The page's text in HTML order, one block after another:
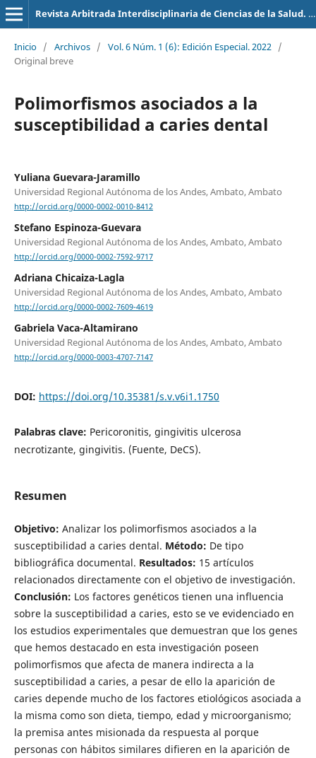
Revista Arbitrada Interdisciplinaria de Ciencias de la Salud. Salud y Vida
Inicio / Archivos / Vol. 6 Núm. 1 (6): Edición Especial. 2022 /
Original breve
Polimorfismos asociados a la
susceptibilidad a caries dental
Yuliana Guevara-Jaramillo
Universidad Regional Autónoma de los Andes, Ambato, Ambato
http://orcid.org/0000-0002-0010-8412
Stefano Espinoza-Guevara
Universidad Regional Autónoma de los Andes, Ambato, Ambato
http://orcid.org/0000-0002-7592-9717
Adriana Chicaiza-Lagla
Universidad Regional Autónoma de los Andes, Ambato, Ambato
http://orcid.org/0000-0002-7609-4619
Gabriela Vaca-Altamirano
Universidad Regional Autónoma de los Andes, Ambato, Ambato
http://orcid.org/0000-0003-4707-7147
DOI: https://doi.org/10.35381/s.v.v6i1.1750
Palabras clave: Pericoronitis, gingivitis ulcerosa
necrotizante, gingivitis. (Fuente, DeCS).
Resumen
Objetivo: Analizar los polimorfismos asociados a la
susceptibilidad a caries dental. Método: De tipo
bibliográfica documental. Resultados: 15 artículos
relacionados directamente con el objetivo de investigación.
Conclusión: Los factores genéticos tienen una influencia
sobre la susceptibilidad a caries, esto se ve evidenciado en
los estudios experimentales que demuestran que los genes
que hemos destacado en esta investigación poseen
polimorfismos que afecta de manera indirecta a la
susceptibilidad a caries, a pesar de ello la aparición de
caries depende mucho de los factores etiológicos asociada a
la misma como son dieta, tiempo, edad y microorganismo;
la premisa antes misionada da respuesta al porque
personas con hábitos similares difieren en la aparición de